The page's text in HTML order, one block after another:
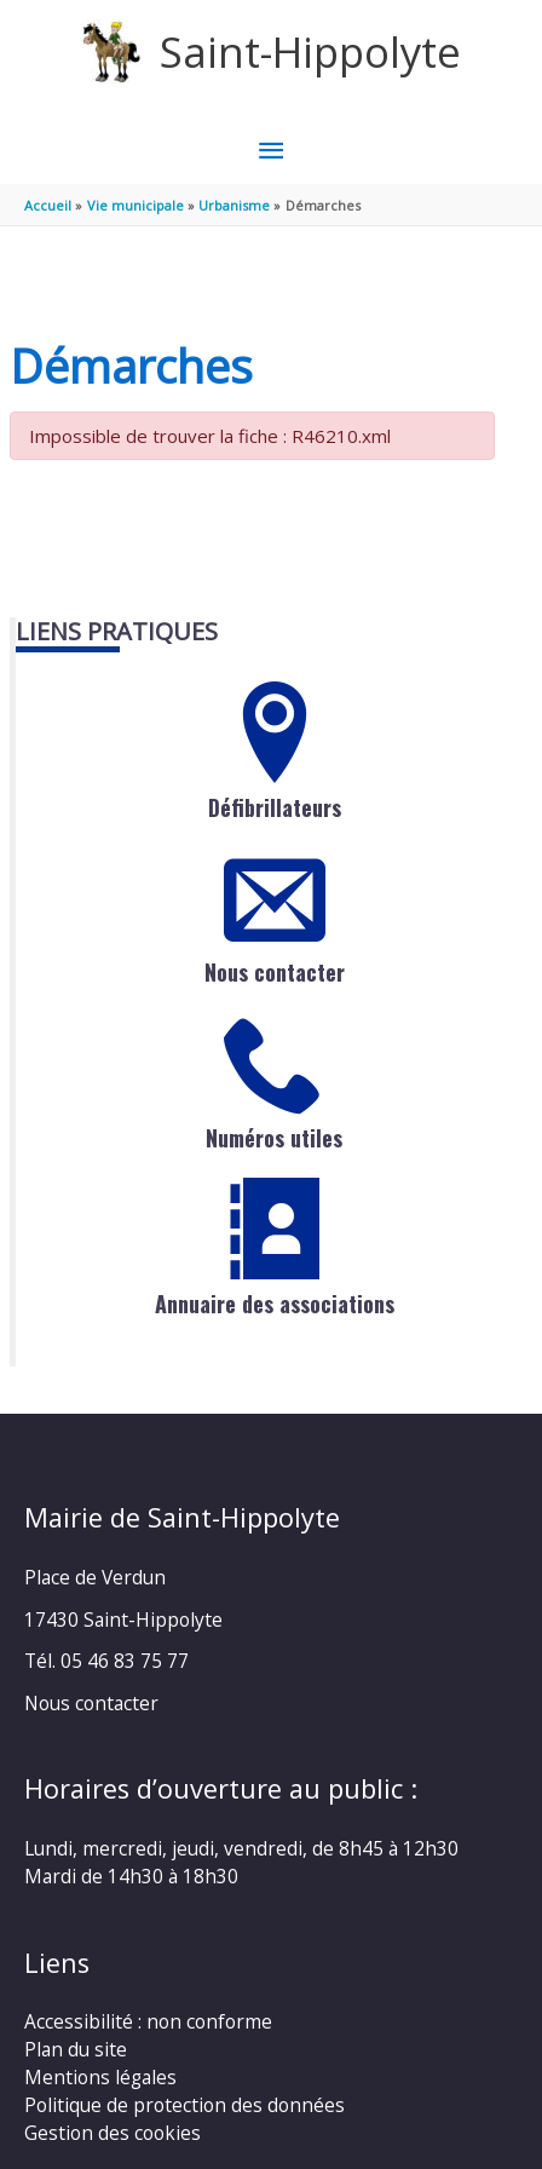
Saint-Hippolyte
MENU
PRINCIPAL
Accueil Vie municipale Urbanisme Démarches
Démarches
Impossible de trouver la fiche : R46210.xml
LIENS PRATIQUES
Défibrillateurs
Nous contacter
Numéros utiles
Annuaire des associations
Mairie de Saint-Hippolyte
Place de Verdun
17430 Saint-Hippolyte
Tél. 05 46 83 75 77
Nous contacter
Horaires d’ouverture au public :
Lundi, mercredi, jeudi, vendredi, de 8h45 à 12h30
Mardi de 14h30 à 18h30
Liens
Accessibilité : non conforme
Plan du site
Mentions légales
Politique de protection des données
Gestion des cookies